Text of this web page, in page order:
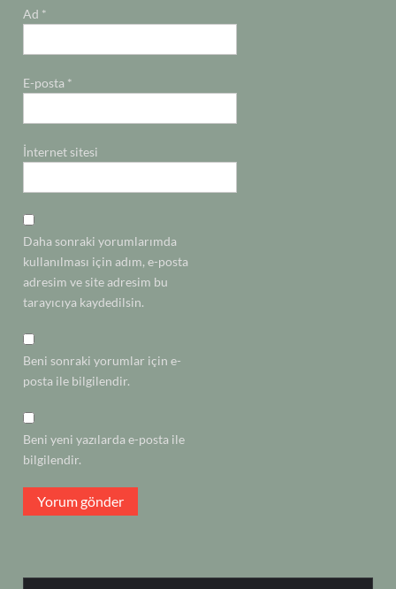
Ad *
E-posta *
İnternet sitesi
Daha sonraki yorumlarımda
kullanılması için adım, e-posta
adresim ve site adresim bu
tarayıcıya kaydedilsin.
Beni sonraki yorumlar için e-
posta ile bilgilendir.
Beni yeni yazılarda e-posta ile
bilgilendir.